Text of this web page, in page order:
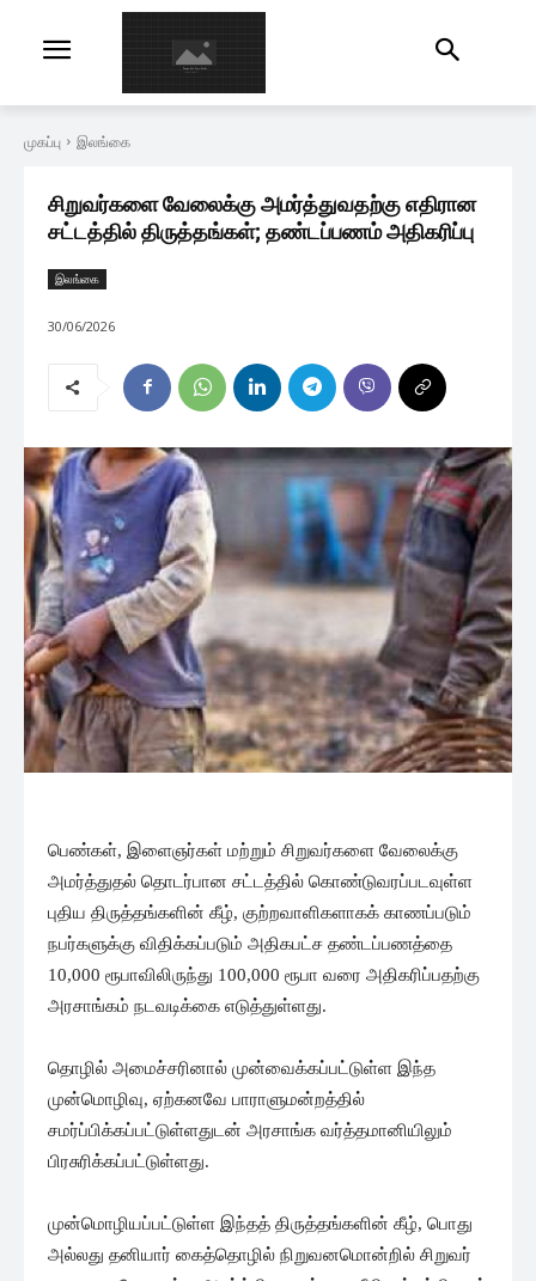
முகப்பு இலங்கை
சிறுவர்களை வேலைக்கு அமர்த்துவதற்கு எதிரான
சட்டத்தில் திருத்தங்கள்; தண்டப்பணம் அதிகரிப்பு
இலங்கை
30/06/2026
பெண்கள், இளைஞர்கள் மற்றும் சிறுவர்களை வேலைக்கு
அமர்த்துதல் தொடர்பான சட்டத்தில் கொண்டுவரப்படவுள்ள
புதிய திருத்தங்களின் கீழ், குற்றவாளிகளாகக் காணப்படும்
நபர்களுக்கு விதிக்கப்படும் அதிகபட்ச தண்டப்பணத்தை
10,000 ரூபாவிலிருந்து 100,000 ரூபா வரை அதிகரிப்பதற்கு
அரசாங்கம் நடவடிக்கை எடுத்துள்ளது.
தொழில் அமைச்சரினால் முன்வைக்கப்பட்டுள்ள இந்த
முன்மொழிவு, ஏற்கனவே பாராளுமன்றத்தில்
சமர்ப்பிக்கப்பட்டுள்ளதுடன் அரசாங்க வர்த்தமானியிலும்
பிரசுரிக்கப்பட்டுள்ளது.
முன்மொழியப்பட்டுள்ள இந்தத் திருத்தங்களின் கீழ், பொது
அல்லது தனியார் கைத்தொழில் நிறுவனமொன்றில் சிறுவர்